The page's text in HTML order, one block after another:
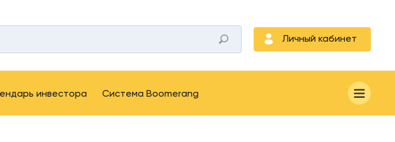
Личный кабинет
инвестора Система Boomerang